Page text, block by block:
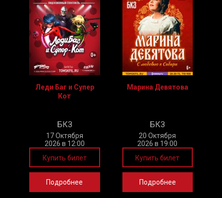
Леди Баг и Супер
Кот
БКЗ
17 Октября
2026 в 12:00
Купить билет
Подробнее
Марина Девятова
БКЗ
20 Октября
2026 в 19:00
Купить билет
Подробнее